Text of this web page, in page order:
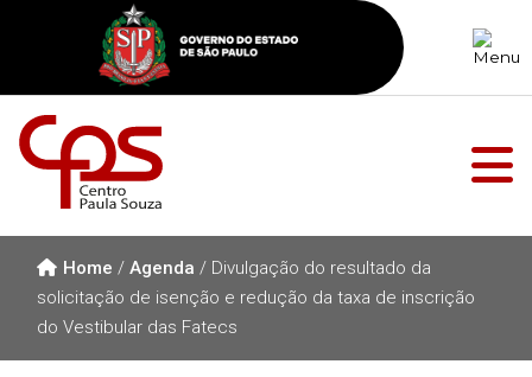
Home / Agenda / Divulgação do resultado da
solicitação de isenção e redução da taxa de inscrição
do Vestibular das Fatecs